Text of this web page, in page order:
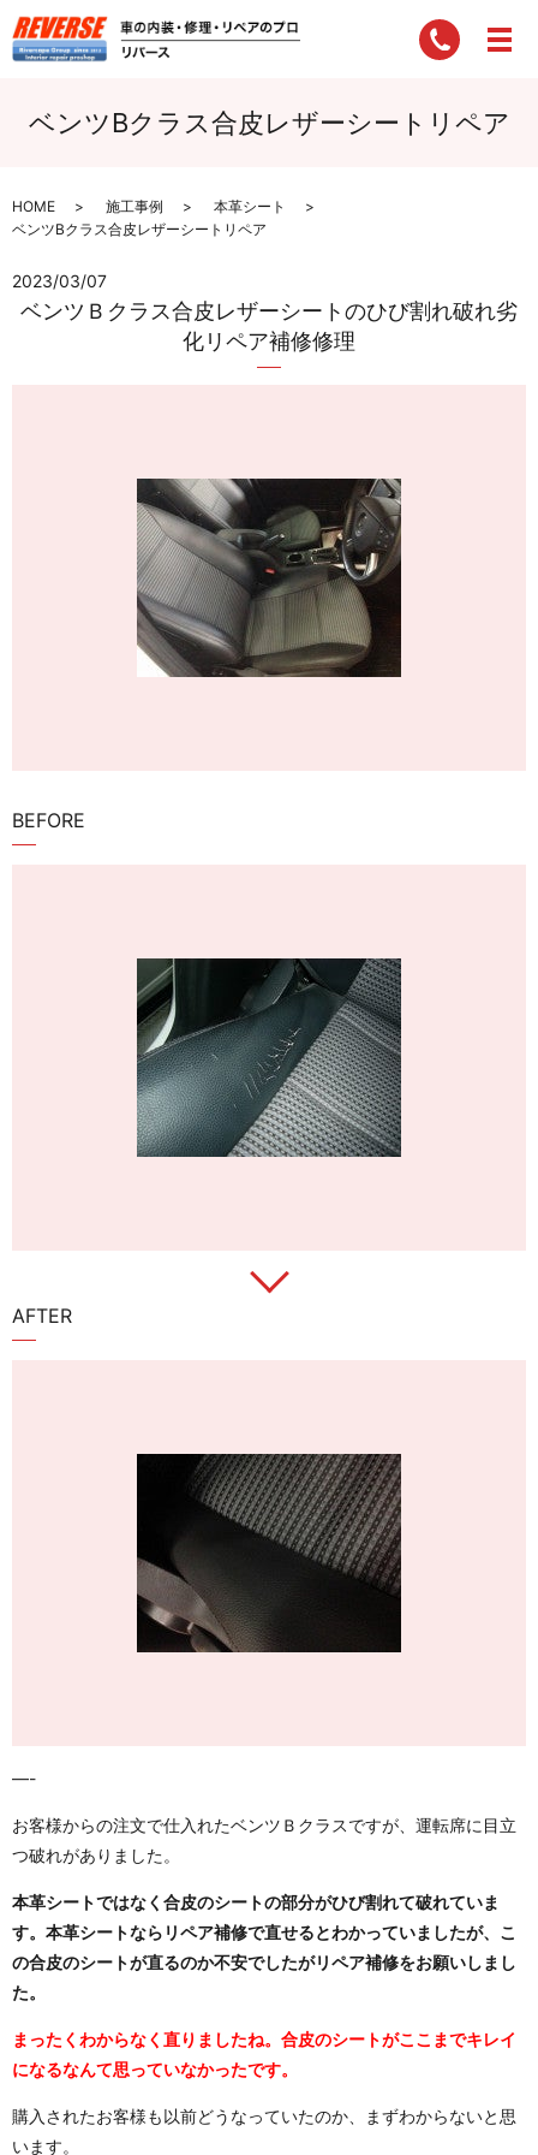
ベンツBクラス合皮レザーシートリペア
HOME 施工事例
本革シート
ベンツBクラス合皮レザーシートリペア
2023/03/07
ベンツＢクラス合皮レザーシートのひび割れ破れ劣
化リペア補修修理
BEFORE
AFTER
—-
お客様からの注文で仕入れたベンツＢクラスですが、運転席に目立
つ破れがありました。
本革シートではなく合皮のシートの部分がひび割れて破れていま
す。本革シートならリペア補修で直せるとわかっていましたが、こ
の合皮のシートが直るのか不安でしたがリペア補修をお願いしまし
た。
まったくわからなく直りましたね。合皮のシートがここまでキレイ
になるなんて思っていなかったです。
購入されたお客様も以前どうなっていたのか、まずわからないと思
います。